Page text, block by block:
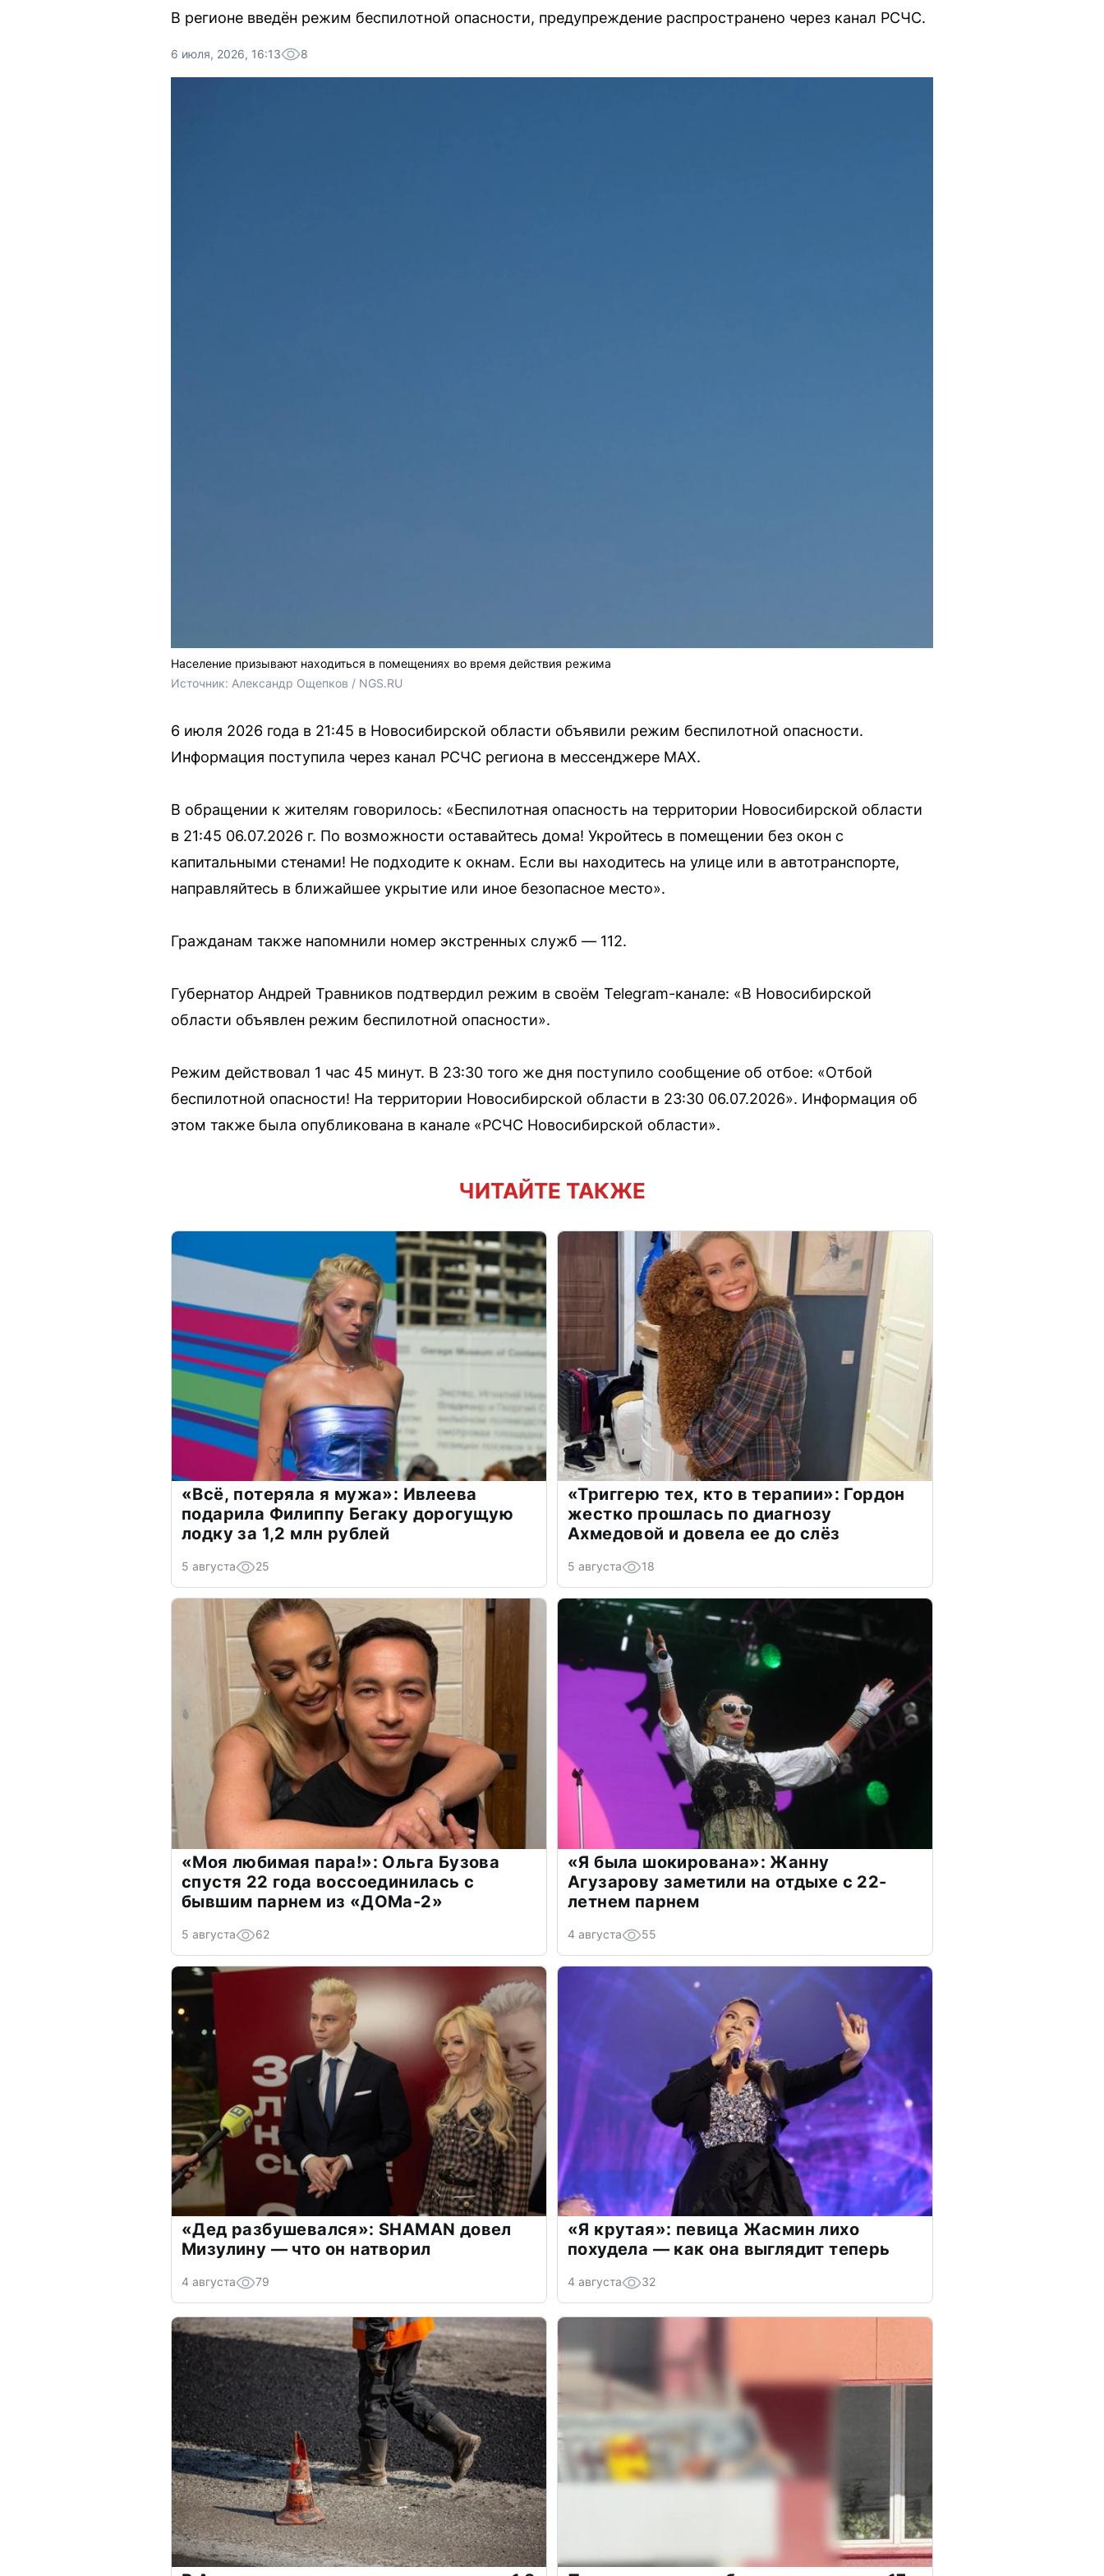
В регионе введён режим беспилотной опасности, предупреждение распространено через канал РСЧС.
6 июля, 2026, 16:13 8
Население призывают находиться в помещениях во время действия режима
Источник: Александр Ощепков / NGS.RU
6 июля 2026 года в 21:45 в Новосибирской области объявили режим беспилотной опасности.
Информация поступила через канал РСЧС региона в мессенджере МАХ.
В обращении к жителям говорилось: «Беспилотная опасность на территории Новосибирской области
в 21:45 06.07.2026 г. По возможности оставайтесь дома! Укройтесь в помещении без окон с
капитальными стенами! Не подходите к окнам. Если вы находитесь на улице или в автотранспорте,
направляйтесь в ближайшее укрытие или иное безопасное место».
Гражданам также напомнили номер экстренных служб — 112.
Губернатор Андрей Травников подтвердил режим в своём Telegram-канале: «В Новосибирской
области объявлен режим беспилотной опасности».
Режим действовал 1 час 45 минут. В 23:30 того же дня поступило сообщение об отбое: «Отбой
беспилотной опасности! На территории Новосибирской области в 23:30 06.07.2026». Информация об
этом также была опубликована в канале «РСЧС Новосибирской области».
ЧИТАЙТЕ ТАКЖЕ
«Всё, потеряла я мужа»: Ивлеева
подарила Филиппу Бегаку дорогущую
лодку за 1,2 млн рублей
5 августа 25
«Триггерю тех, кто в терапии»: Гордон
жестко прошлась по диагнозу
Ахмедовой и довела ее до слёз
5 августа 18
«Моя любимая пара!»: Ольга Бузова
спустя 22 года воссоединилась с
бывшим парнем из «ДОМа-2»
5 августа 62
«Я была шокирована»: Жанну
Агузарову заметили на отдыхе с 22-
летнем парнем
4 августа 55
«Дед разбушевался»: SHAMAN довел
Мизулину — что он натворил
4 августа 79
«Я крутая»: певица Жасмин лихо
похудела — как она выглядит теперь
4 августа 32